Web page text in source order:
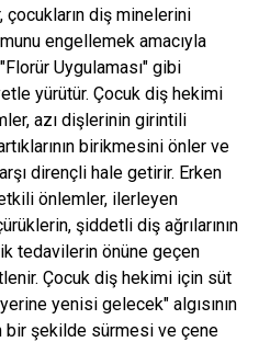
diş minelerini
engellemek amacıyla
Uygulaması" gibi
yürütür. Çocuk diş hekimi
azı dişlerinin girintili
birikmesini önler ve
dirençli hale getirir. Erken
önlemler, ilerleyen
şiddetli diş ağrılarının
tedavilerin önüne geçen
Çocuk diş hekimi için süt
yenisi gelecek" algısının
bir şekilde sürmesi ve çene